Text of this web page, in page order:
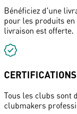
Bénéficiez d'une
pour les produits
livraison est offerte.
Tous les clubs sont
clubmakers